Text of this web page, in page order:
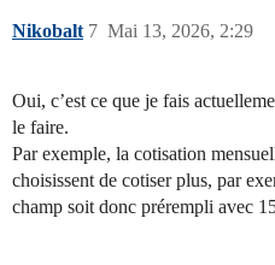
Nikobalt Mai 13, 2026, 2:29
7
Oui, c’est ce que je fais
le faire.
Par exemple, la cotisation
choisissent de cotiser plus, par
champ soit donc prérempli avec